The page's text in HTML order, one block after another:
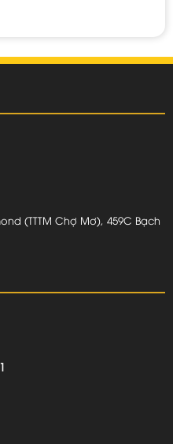
(TTTM Chợ Mơ), 459C Bạch